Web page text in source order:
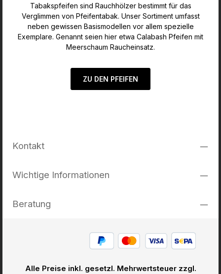
Tabakspfeifen sind Rauchhölzer bestimmt für das
Verglimmen von Pfeifentabak. Unser Sortiment umfasst
neben gewissen Basismodellen vor allem spezielle
Exemplare. Genannt seien hier etwa Calabash Pfeifen mit
Meerschaum Raucheinsatz.
ZU DEN PFEIFEN
Kontakt
Wichtige Informationen
Beratung
Alle Preise inkl. gesetzl. Mehrwertsteuer zzgl.